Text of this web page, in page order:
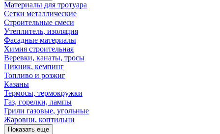
Материалы для тротуара
Сетки металлические
Строительные смеси
Утеплитель, изоляция
Фасадные материалы
Химия строительная
Веревки, канаты, тросы
Пикник, кемпинг
Топливо и розжиг
Казаны
Термосы, термокружки
Газ, горелки, лампы
Грили газовые, угольные
Жаровни, коптильни
Показать еще